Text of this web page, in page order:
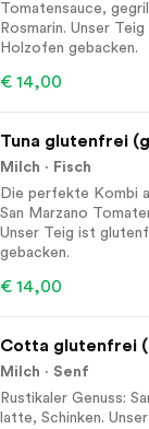
Tomatensauce,
Rosmarin. Unser
Holzofen gebacken.
€ 14,00
Tuna glutenfrei
Milch
Fisch
Die perfekte Kombi
San Marzano
Unser Teig ist
gebacken.
€ 14,00
Cotta glutenfrei
Milch
Senf
Rustikaler Genuss:
latte, Schinken.